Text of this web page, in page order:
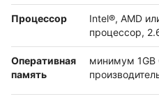
Процессор
Intel®, AMD
процессор,
Оперативная
память
минимум 1GB